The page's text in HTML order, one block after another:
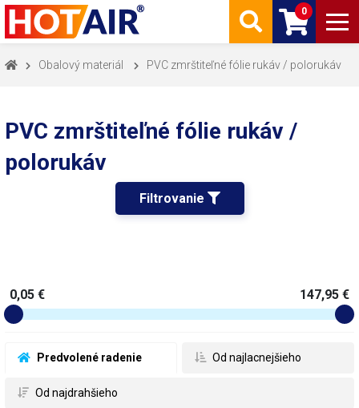
0
Obalový materiál PVC zmrštiteľné fólie rukáv / polorukáv
PVC zmrštiteľné fólie rukáv /
polorukáv
Filtrovanie
Predvolené radenie Od najlacnejšieho
Od najdrahšieho
0,05 € 147,95 €